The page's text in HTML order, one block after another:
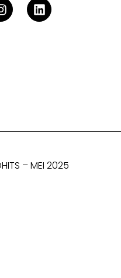
– MEI 2025